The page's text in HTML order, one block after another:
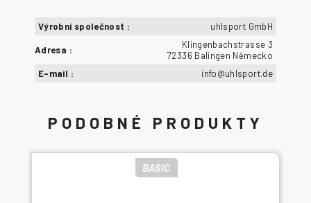
BASIC
Výrobní společnost : uhlsport GmbH
Adresa :
Klingenbachstrasse 3
72336 Balingen Německo
E-mail : info@uhlsport.de